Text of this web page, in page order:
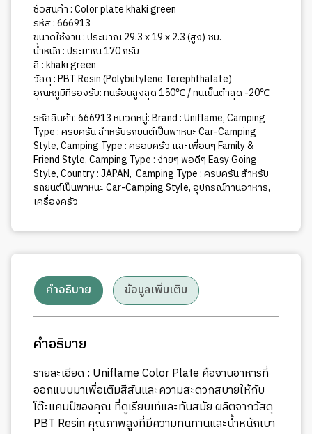
ชื่อสินค้า : Color plate khaki green
รหัส : 666913
ขนาดใช้งาน : ประมาณ 29.3 x 19 x 2.3 (สูง) ซม.
น้ำหนัก : ประมาณ 170 กรัม
สี :khaki green
วัสดุ : PBT Resin (Polybutylene Terephthalate)
อุณหภูมิที่รองรับ: ทนร้อนสูงสุด 150℃ / ทนเย็นต่ำสุด -20℃
รหัสสินค้า:666913หมวดหมู่:Brand : Uniflame,Camping
Type : ครบครัน สำหรับรถยนต์เป็นพาหนะ Car-Camping
Style,Camping Type : ครอบคร้ว และเพื่อนๆ Family &
Friend Style,Camping Type : ง่ายๆ พอดีๆ Easy Going
Style,Country : JAPAN, Camping Type : ครบครัน สำหรับ
รถยนต์เป็นพาหนะ Car-Camping Style,อุปกรณ์ทานอาหาร,
เครื่องครัว
คำอธิบาย ข้อมูลเพิ่มเติม
คำอธิบาย
รายละเอียด : Uniflame Color Plate คือจานอาหารที่
ออกแบบมาเพื่อเติมสีสันและความสะดวกสบายให้กับ
โต๊ะแคมป์ของคุณ ที่ดูเรียบเท่และทันสมัย ผลิตจากวัสดุ
PBT Resin คุณภาพสูงที่มีความทนทานและน้ำหนักเบา